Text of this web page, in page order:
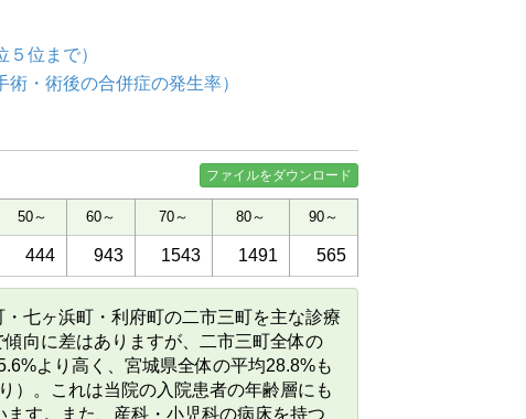
位まで）
・術後の合併症の発生率）
ファイルをダウンロード
50～ 60～ 70～ 80～ 90～
444 943 1543 1491 565
七ヶ浜町・利府町の二市三町を主な診療
向に差はありますが、二市三町全体の
より高く、宮城県全体の平均28.8%も
）。これは当院の入院患者の年齢層にも
す。また、産科・小児科の病床を持つ